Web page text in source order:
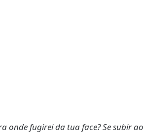
onde fugirei da tua face? Se subir ao